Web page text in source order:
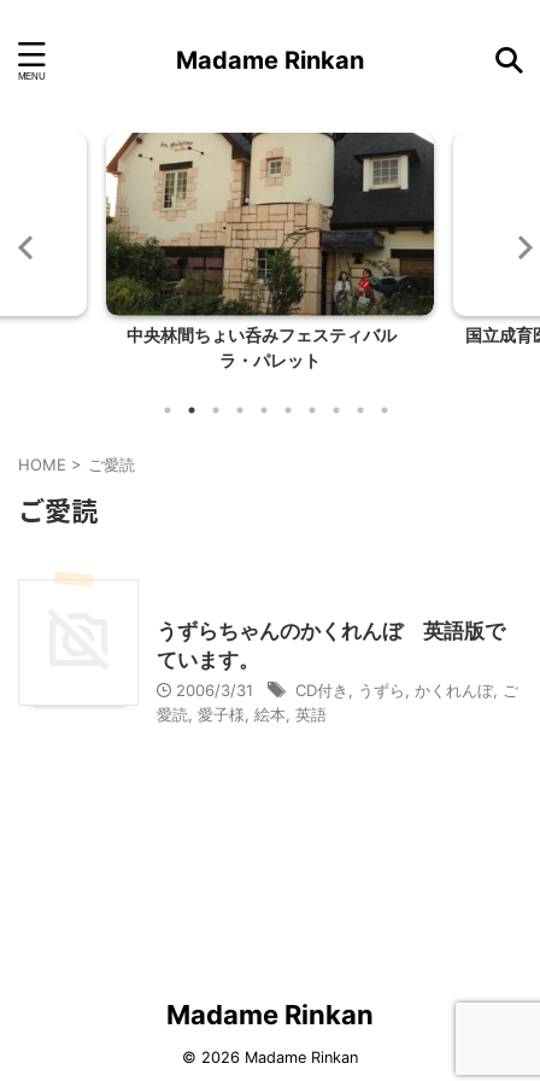
Madame Rinkan
中央林間ちょい呑みフェスティバル
ラ・パレット
国立成育
HOME > ご愛読
ご愛読
うずらちゃんのかくれんぼ 英語版で
ています。
2006/3/31 CD付き うずら かくれんぼ,
ご
愛読 愛子様 絵本 英語
Madame Rinkan
© 2026 Madame Rinkan